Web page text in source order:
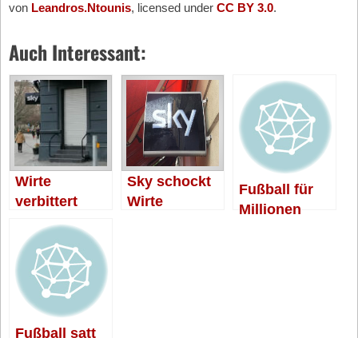
von Leandros.Ntounis, licensed under CC BY 3.0.
Auch Interessant:
Wirte
verbittert
über Sky
Sky schockt
Wirte
Fußball für
Millionen
Fußball satt